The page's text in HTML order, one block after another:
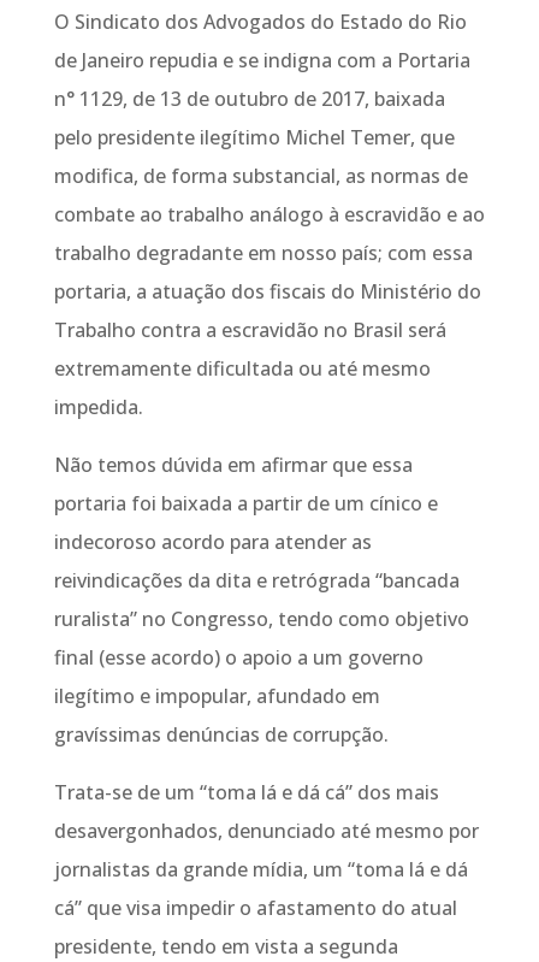
O Sindicato dos Advogados do Estado do Rio
de Janeiro repudia e se indigna com a Portaria
n° 1129, de 13 de outubro de 2017, baixada
pelo presidente ilegítimo Michel Temer, que
modifica, de forma substancial, as normas de
combate ao trabalho análogo à escravidão e ao
trabalho degradante em nosso país; com essa
portaria, a atuação dos fiscais do Ministério do
Trabalho contra a escravidão no Brasil será
extremamente dificultada ou até mesmo
impedida.
Não temos dúvida em afirmar que essa
portaria foi baixada a partir de um cínico e
indecoroso acordo para atender as
reivindicações da dita e retrógrada “bancada
ruralista” no Congresso, tendo como objetivo
final (esse acordo) o apoio a um governo
ilegítimo e impopular, afundado em
gravíssimas denúncias de corrupção.
Trata-se de um “toma lá e dá cá” dos mais
desavergonhados, denunciado até mesmo por
jornalistas da grande mídia, um “toma lá e dá
cá” que visa impedir o afastamento do atual
presidente, tendo em vista a segunda